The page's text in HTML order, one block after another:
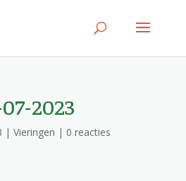
2023
| Vieringen | 0 reacties